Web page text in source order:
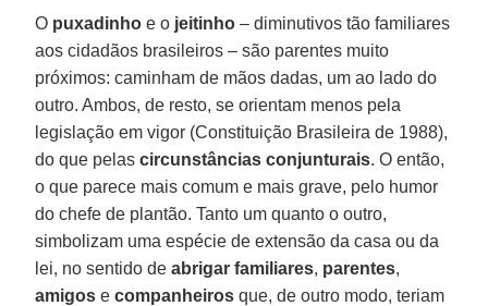
O puxadinho e o jeitinho – diminutivos tão familiares
aos cidadãos brasileiros – são parentes muito
próximos: caminham de mãos dadas, um ao lado do
outro. Ambos, de resto, se orientam menos pela
legislação em vigor (Constituição Brasileira de 1988),
do que pelascircunstâncias conjunturais. O então,
o que parece mais comum e mais grave, pelo humor
do chefe de plantão. Tanto um quanto o outro,
simbolizam uma espécie de extensão da casa ou da
lei, no sentido de abrigar familiares, parentes,
amigos ecompanheiros que, de outro modo, teriam